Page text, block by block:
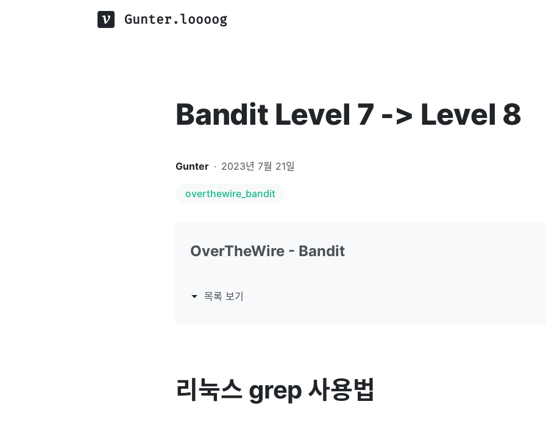
Gunter.loooog
Bandit Level 7 -> Level 8
Gunter · 2023년 7월 21일
overthewire_bandit
OverTheWire - Bandit
목록 보기
리눅스 grep 사용법